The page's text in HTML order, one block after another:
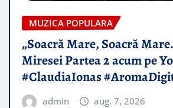
MUZICA POPULARA
„Soacră Mare, Soacră
Miresei Partea 2 acum pe
#ClaudiaIonas
admin aug. 7, 2026